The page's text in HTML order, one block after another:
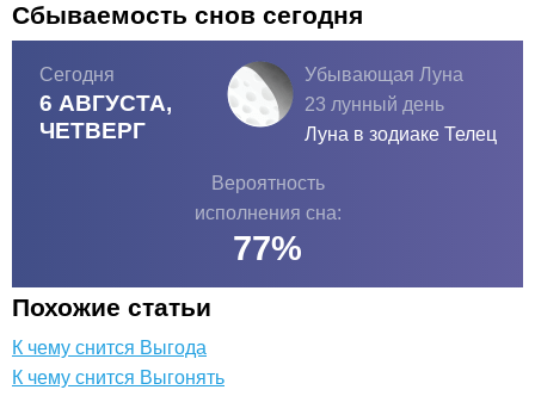
Сбываемость снов сегодня
Сегодня
6 АВГУСТА,
ЧЕТВЕРГ
Убывающая Луна
23 лунный день
Луна в зодиаке Телец
Вероятность
исполнения сна:
77%
Похожие статьи
К чему снится Выгода
К чему снится Выгонять